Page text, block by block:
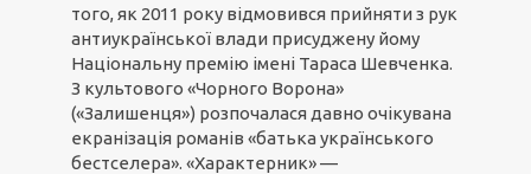
того, як 2011 року відмовився прийняти з рук
антиукраїнської влади присуджену йому
Національну премію імені Тараса Шевченка.
З культового «Чорного Ворона»
(«Залишенця») розпочалася давно очікувана
екранізація романів «батька українського
бестселера». «Характерник» —